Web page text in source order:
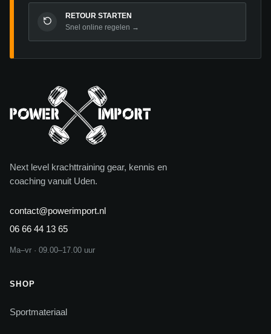
RETOUR STARTEN
Snel online regelen →
Next level krachttraining gear, kennis en
coaching vanuit Uden.
contact@powerimport.nl
06 66 44 13 65
Ma–vr · 09.00–17.00 uur
SHOP
Sportmateriaal